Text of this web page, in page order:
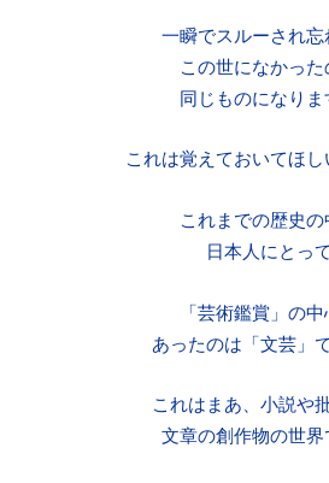
一瞬でスルーされ忘
この世になかった
同じものになりま
これは覚えておいてほ
これまでの歴史の
日本人にとって
「芸術鑑賞」の中
あったのは「文芸」
これはまあ、小説や
文章の創作物の世界